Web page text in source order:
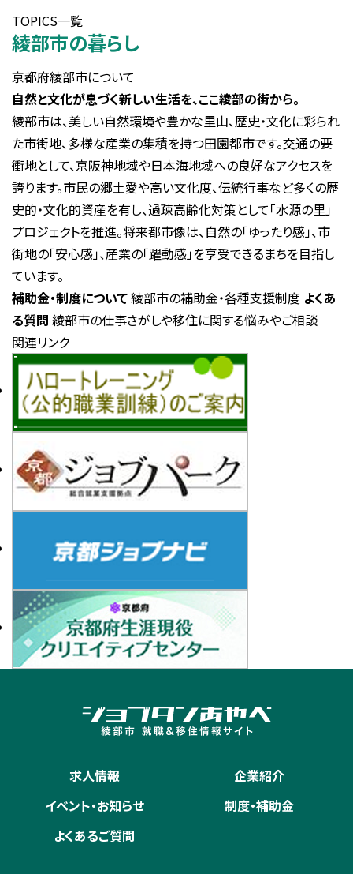
TOPICS一覧
綾部市の暮らし
京都府綾部市について
自然と文化が息づく新しい生活を、ここ綾部の街から。
綾部市は、美しい自然環境や豊かな里山、歴史・文化に彩られ
た市街地、多様な産業の集積を持つ田園都市です。交通の要
衝地として、京阪神地域や日本海地域への良好なアクセスを
誇ります。市民の郷土愛や高い文化度、伝統行事など多くの歴
史的・文化的資産を有し、過疎高齢化対策として「水源の里」
プロジェクトを推進。将来都市像は、自然の「ゆったり感」、市
街地の「安心感」、産業の「躍動感」を享受できるまちを目指し
ています。
補助金・制度について綾部市の補助金・各種支援制度 よくあ
る質問 綾部市の仕事さがしや移住に関する悩みやご相談
関連リンク
求人情報
企業紹介
イベント・お知らせ
制度・補助金
よくあるご質問